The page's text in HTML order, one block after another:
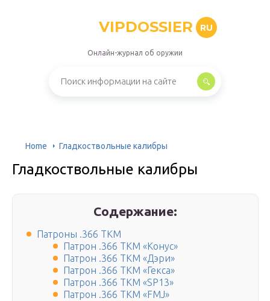
VIPDOSSIER RU
Онлайн-журнал об оружии
Home Гладкоствольные калибры
Гладкоствольные калибры
Содержание:
Патроны .366 ТКМ
Патрон .366 ТКМ «Конус»
Патрон .366 ТКМ «Дэри»
Патрон .366 ТКМ «Гекса»
Патрон .366 ТКМ «SP13»
Патрон .366 ТКМ «FMJ»